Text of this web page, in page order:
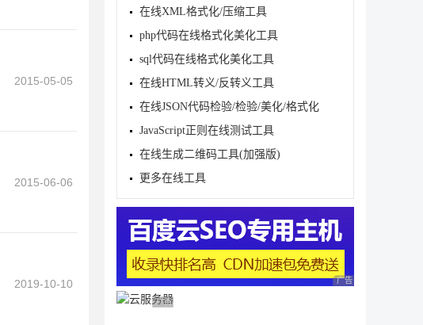
2015-05-05
2015-06-06
2019-10-10
在线XML格式化/压缩工具
php代码在线格式化美化工具
sql代码在线格式化美化工具
在线HTML转义/反转义工具
在线JSON代码检验/检验/美化/格式化
JavaScript正则在线测试工具
在线生成二维码工具(加强版)
更多在线工具
广告 商业广告，理性
广告 商业广告，理性选择